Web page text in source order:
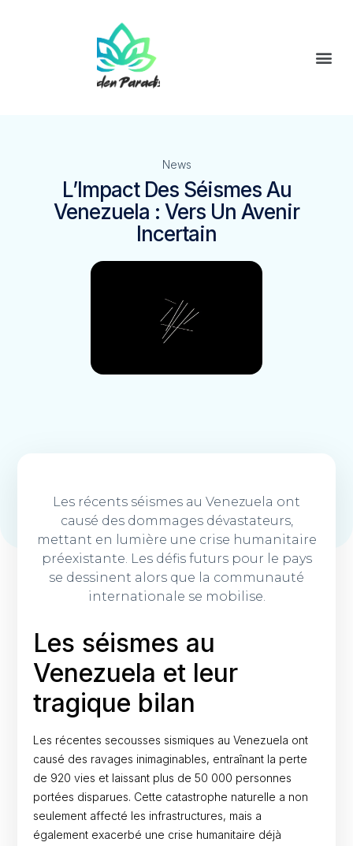
News
L’Impact Des Séismes Au
Venezuela : Vers Un Avenir
Incertain
Les récents séismes au Venezuela ont
causé des dommages dévastateurs,
mettant en lumière une crise humanitaire
préexistante. Les défis futurs pour le pays
se dessinent alors que la communauté
internationale se mobilise.
Les séismes au
Venezuela et leur
tragique bilan
Les récentes secousses sismiques au Venezuela ont
causé des ravages inimaginables, entraînant la perte
de 920 vies et laissant plus de 50 000 personnes
portées disparues. Cette catastrophe naturelle a non
seulement affecté les infrastructures, mais a
également exacerbé une crise humanitaire déjà